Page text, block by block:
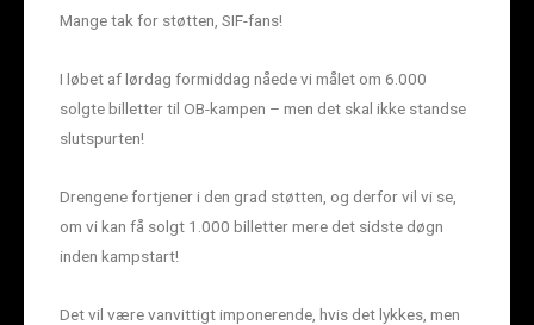
Mange tak for støtten, SIF-fans!
I løbet af lørdag formiddag nåede vi målet om 6.000
solgte billetter til OB-kampen – men det skal ikke standse
slutspurten!
Drengene fortjener i den grad støtten, og derfor vil vi se,
om vi kan få solgt 1.000 billetter mere det sidste døgn
inden kampstart!
Det vil være vanvittigt imponerende, hvis det lykkes, men